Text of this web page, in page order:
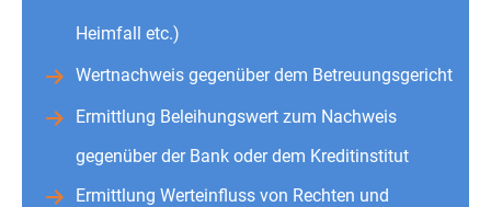
Heimfall etc.)
Wertnachweis gegenüber dem Betreuungsgericht
Ermittlung Beleihungswert zum Nachweis
gegenüber der Bank oder dem Kreditinstitut
Ermittlung Werteinfluss von Rechten und